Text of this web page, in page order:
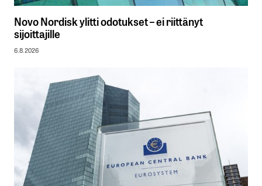
Novo Nordisk ylitti odotukset – ei riittänyt
sijoittajille
6.8.2026